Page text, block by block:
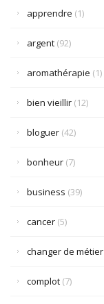
apprendre (1)
argent (92)
aromathérapie (1)
bien vieillir (12)
bloguer (42)
bonheur (7)
business (39)
cancer (5)
changer de métier
complot (7)